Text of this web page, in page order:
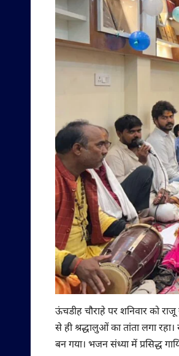
ऊंचडीह चौराहे पर शनिवार को
से ही श्रद्धालुओं का तांता लगा
बन गया। भजन संध्या में प्रसिद्ध